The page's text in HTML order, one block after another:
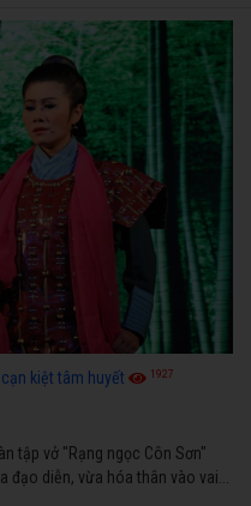
kiệt tâm huyết 1927
tập vở "Rạng ngọc Côn Sơn"
đạo diễn, vừa hóa thân vào vai...